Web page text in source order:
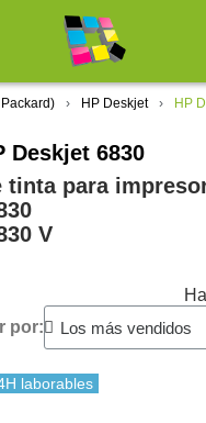
HP Deskjet HP
Deskjet 6830
tinta para
V
por:
laborables